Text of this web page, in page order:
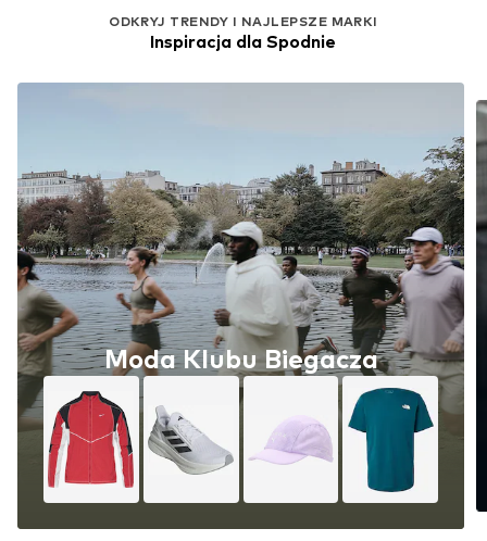
ODKRYJ TRENDY I NAJLEPSZE MARKI
Inspiracja dla Spodnie
Moda Klubu Biegacza